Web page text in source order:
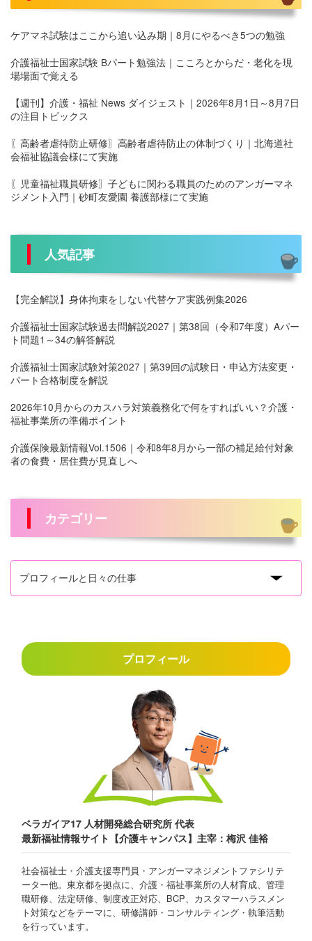
ケアマネ試験はここから追い込み期｜8月にやるべき5つの勉強
介護福祉士国家試験 Bパート勉強法｜こころとからだ・老化を現
場場面で覚える
【週刊】介護・福祉 News ダイジェスト｜2026年8月1日～8月7日
の注目トピックス
〖高齢者虐待防止研修〗高齢者虐待防止の体制づくり｜北海道社
会福祉協議会様にて実施
〖児童福祉職員研修〗子どもに関わる職員のためのアンガーマネ
ジメント入門｜砂町友愛園 養護部様にて実施
人気記事
【完全解説】身体拘束をしない代替ケア実践例集2026
介護福祉士国家試験過去問解説2027｜第38回（令和7年度）Aパー
ト問題1～34の解答解説
介護福祉士国家試験対策2027｜第39回の試験日・申込方法変更・
パート合格制度を解説
2026年10月からのカスハラ対策義務化で何をすればいい？介護・
福祉事業所の準備ポイント
介護保険最新情報Vol.1506｜令和8年8月から一部の補足給付対象
者の食費・居住費が見直しへ
カテゴリー
プロフィール
ベラガイア17 人材開発総合研究所 代表
最新福祉情報サイト【介護キャンパス】主宰：梅沢 佳裕
社会福祉士・介護支援専門員・アンガーマネジメントファシリテ
ーター他。東京都を拠点に、介護・福祉事業所の人材育成、管理
職研修、法定研修、制度改正対応、BCP、カスタマーハラスメン
ト対策などをテーマに、研修講師・コンサルティング・執筆活動
を行っています。